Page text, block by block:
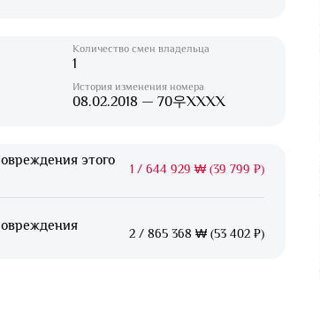
Количество смен владельца
1
История изменения номера
08.02.2018 — 70우XXXX
этого
1 / 644 929 ₩ (39 799 ₽)
2 / 865 368 ₩ (53 402 ₽)